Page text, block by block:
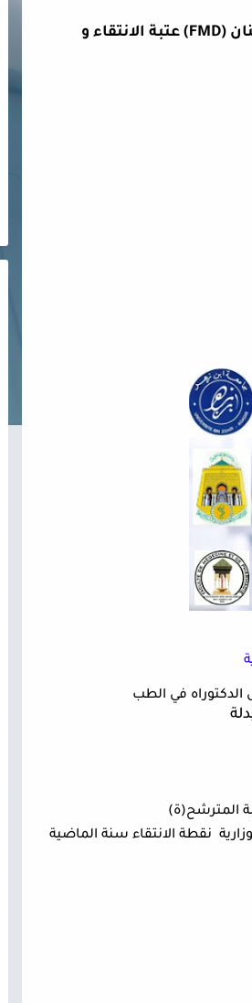
شروط مباراة ولوج كلية الطب و الصيدلة (FMP) و كلية طب الاسنان (FMD) عتبة الانتقاء و
المترشح(ة)
نقطة الانتقاء سنة الماضية